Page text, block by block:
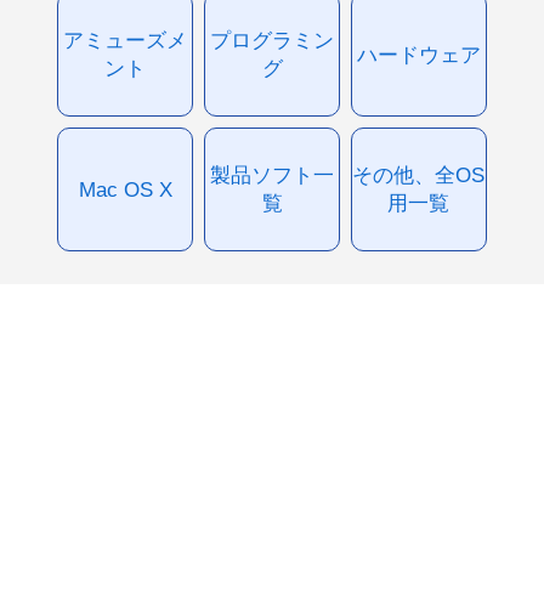
アミューズメ
ント
プログラミン
グ
ハードウェア
Mac OS X
製品ソフト一
覧
その他、全OS
用一覧